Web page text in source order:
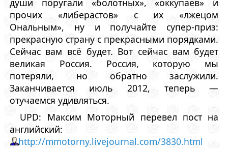
души поругали «болотных», «оккупаев» и
прочих «либерастов» с их «лжецом
Ональным», ну и получайте супер-приз:
прекрасную страну с прекрасными порядками.
Сейчас вам всё будет. Вот сейчас вам будет
великая Россия. Россия, которую мы
потеряли, но обратно заслужили.
Заканчивается июль 2012, теперь —
отучаемся удивляться.
UPD: Максим Моторный перевел пост на
английский:
http://mmotorny.livejournal.com/3830.html